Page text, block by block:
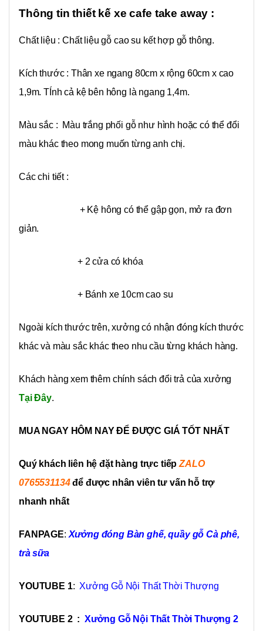
Thông tin thiết kế xe cafe take away :
Chất liệu : Chất liệu gỗ cao su kết hợp gỗ thông.
Kích thước : Thân xe ngang 80cm x rộng 60cm x cao
1,9m. TÍnh cả kệ bên hông là ngang 1,4m.
Màu sắc : Màu trắng phối gỗ như hình hoặc có thể đổi
màu khác theo mong muốn từng anh chị.
Các chi tiết :
+ Kệ hông có thể gập gọn, mở ra đơn
giản.
+ 2 cửa có khóa
+ Bánh xe 10cm cao su
Ngoài kích thước trên, xưởng có nhận đóng kích thước
khác và màu sắc khác theo nhu cầu từng khách hàng.
Khách hàng xem thêm chính sách đổi trả của xưởng
Tại Đây.
MUA NGAY HÔM NAY ĐỂ ĐƯỢC GIÁ TỐT NHẤT
Quý khách liên hệ đặt hàng trực tiếp ZALO
0765531134 để được nhân viên tư vấn hỗ trợ
nhanh nhất
FANPAGE: Xưởng đóng Bàn ghế, quầy gỗ Cà phê,
trà sữa
YOUTUBE 1: Xưởng Gỗ Nội Thất Thời Thượng
YOUTUBE 2 : Xưởng Gỗ Nội Thất Thời Thượng 2